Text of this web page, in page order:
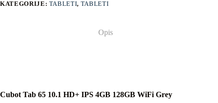
KATEGORIJE: TABLETI, TABLETI
Opis
Cubot Tab 65 10.1 HD+ IPS 4GB 128GB WiFi Grey